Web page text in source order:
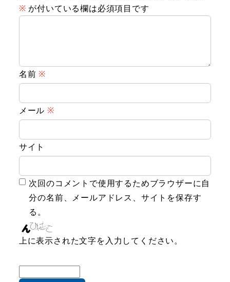
※ が付いている欄は必須項目です
名前 ※
メール ※
サイト
次回のコメントで使用するためブラウザーに自
分の名前、メールアドレス、サイトを保存す
る。
上に表示された文字を入力してください。